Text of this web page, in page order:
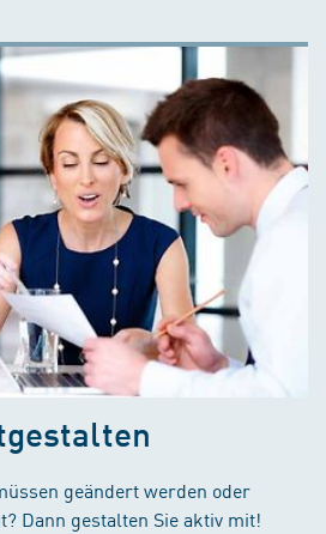
geändert werden oder
Dann gestalten Sie aktiv mit!